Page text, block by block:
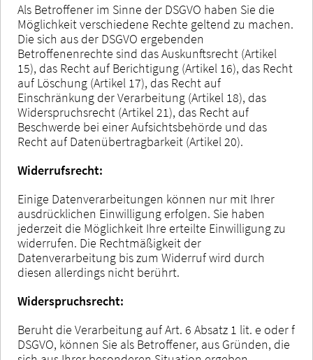
Als Betroffener im Sinne der DSGVO haben Sie die
Möglichkeit verschiedene Rechte geltend zu machen.
Die sich aus der DSGVO ergebenden
Betroffenenrechte sind das Auskunftsrecht (Artikel
15), das Recht auf Berichtigung (Artikel 16), das Recht
auf Löschung (Artikel 17), das Recht auf
Einschränkung der Verarbeitung (Artikel 18), das
Widerspruchsrecht (Artikel 21), das Recht auf
Beschwerde bei einer Aufsichtsbehörde und das
Recht auf Datenübertragbarkeit (Artikel 20).
Widerrufsrecht:
Einige Datenverarbeitungen können nur mit Ihrer
ausdrücklichen Einwilligung erfolgen. Sie haben
jederzeit die Möglichkeit Ihre erteilte Einwilligung zu
widerrufen. Die Rechtmäßigkeit der
Datenverarbeitung bis zum Widerruf wird durch
diesen allerdings nicht berührt.
Widerspruchsrecht:
Beruht die Verarbeitung auf Art. 6 Absatz 1 lit. e oder f
DSGVO, können Sie als Betroffener, aus Gründen, die